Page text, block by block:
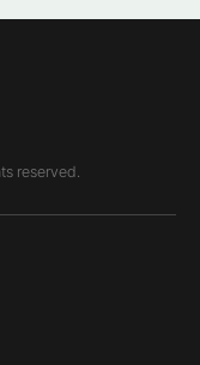
reserved.